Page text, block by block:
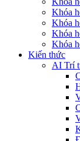
Khóa
Khóa
Khóa
Khóa
Kiến thức
AI Trí